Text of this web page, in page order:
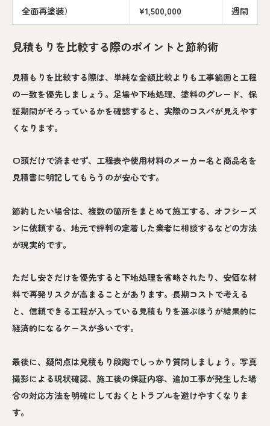
全面再塗装）
¥1,500,000
週間
見積もりを比較する際のポイントと節約術
見積もりを比較する際は、単純な金額比較よりも工事範囲と工程
の一致を優先しましょう。足場や下地処理、塗料のグレード、保
証期間がそろっているかを確認すると、実際のコスパが見えやす
くなります。
口頭だけで済ませず、工程表や使用材料のメーカー名と商品名を
見積書に明記してもらうのが安心です。
節約したい場合は、複数の箇所をまとめて施工する、オフシーズ
ンに依頼する、地元で評判の定着した業者に相談するなどの方法
が現実的です。
ただし安さだけを優先すると下地処理を省略されたり、安価な材
料で再発リスクが高まることがあります。長期コストで考える
と、信頼できる工程が入っている見積もりを選ぶほうが結果的に
経済的になるケースが多いです。
最後に、疑問点は見積もり段階でしっかり質問しましょう。写真
撮影による現状確認、施工後の保証内容、追加工事が発生した場
合の対応方法を明確にしておくとトラブルを避けやすくなりま
す。